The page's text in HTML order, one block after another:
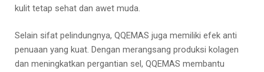
kulit tetap sehat dan awet muda.
Selain sifat pelindungnya, QQEMAS juga memiliki efek anti
penuaan yang kuat. Dengan merangsang produksi kolagen
dan meningkatkan pergantian sel, QQEMAS membantu